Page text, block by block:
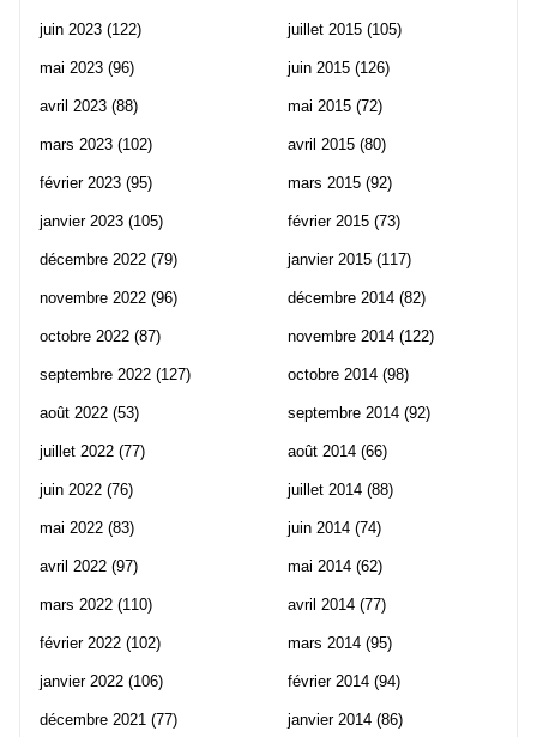
juin 2023 (122)
mai 2023 (96)
avril 2023 (88)
mars 2023 (102)
février 2023 (95)
janvier 2023 (105)
décembre 2022 (79)
novembre 2022 (96)
octobre 2022 (87)
septembre 2022 (127)
août 2022 (53)
juillet 2022 (77)
juin 2022 (76)
mai 2022 (83)
avril 2022 (97)
mars 2022 (110)
février 2022 (102)
janvier 2022 (106)
décembre 2021 (77)
juillet 2015 (105)
juin 2015 (126)
mai 2015 (72)
avril 2015 (80)
mars 2015 (92)
février 2015 (73)
janvier 2015 (117)
décembre 2014 (82)
novembre 2014 (122)
octobre 2014 (98)
septembre 2014 (92)
août 2014 (66)
juillet 2014 (88)
juin 2014 (74)
mai 2014 (62)
avril 2014 (77)
mars 2014 (95)
février 2014 (94)
janvier 2014 (86)